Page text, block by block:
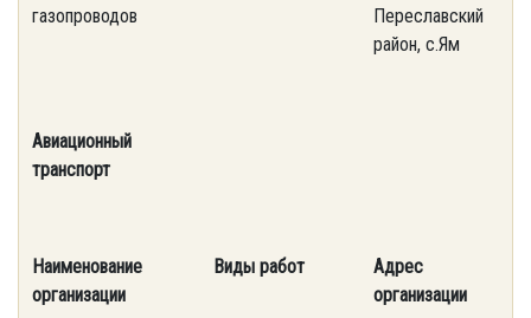
газопроводов
Переславский
район, c.Ям
Авиационный
транспорт
Наименование
организации
Виды работ
Адрес
организации